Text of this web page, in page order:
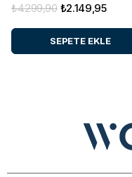
₺2.149,95
₺4.299,90
SEPETE EKLE